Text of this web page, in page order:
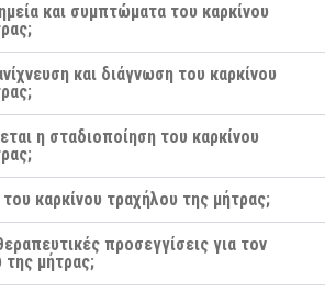
και συμπτώματα του καρκίνου
και διάγνωση του καρκίνου
η σταδιοποίηση του καρκίνου
καρκίνου τραχήλου της μήτρας;
προσεγγίσεις για τον
της μήτρας;